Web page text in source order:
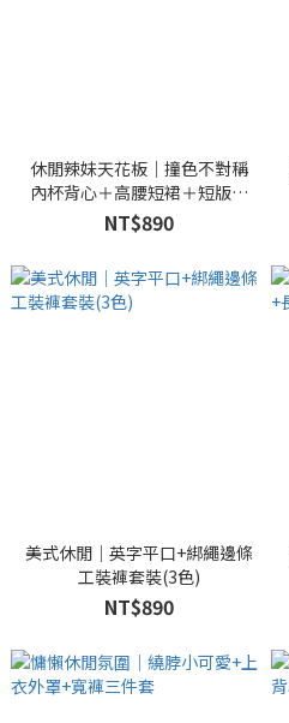
休閒辣妹天花板｜撞色不對稱
內杯背心＋高腰短裙＋短版連
帽外套set (5色)
NT$890
美式休閒｜英字平口+綁繩邊條
工裝褲套裝(3色)
NT$890